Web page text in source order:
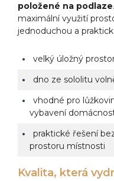
položené na podlaze
maximální využití
jednoduchou a
velký úložný
dno ze sololitu
vhodné pro
vybavení
praktické řešení
prostoru místnosti
Kvalita, která